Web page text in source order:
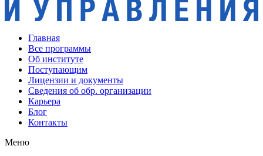
Главная
Все программы
Об институте
Поступающим
Лицензии и документы
Сведения об обр. организации
Карьера
Блог
Контакты
Меню